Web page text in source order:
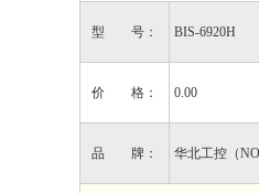
型 号： BIS-6920H
价 格： 0.00
品 牌： 华北工控（